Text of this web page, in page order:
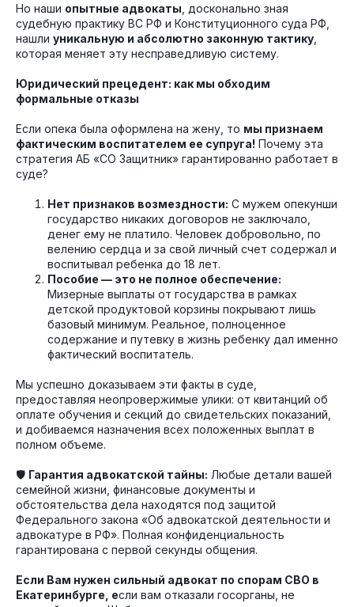
Но наши опытные адвокаты , досконально зная
судебную практику ВС РФ и Конституционного суда РФ,
нашли уникальную и абсолютно законную тактику
которая меняет эту несправедливую систему.
Юридический прецедент: как мы обходим
формальные отказы
Если опека была оформлена на жену, то мы признаем
фактическим воспитателем ее супруга! Почему эта
стратегия АБ «СО Защитник» гарантированно работает в
суде?
Нет признаков возмездности: С мужем опекунши
государство никаких договоров не заключало,
денег ему не платило. Человек добровольно, по
велению сердца и за свой личный счет содержал и
воспитывал ребенка до 18 лет.
Пособие — это не полное обеспечение:
Мизерные выплаты от государства в рамках
детской продуктовой корзины покрывают лишь
базовый минимум. Реальное, полноценное
содержание и путевку в жизнь ребенку дал именно
фактический воспитатель.
Мы успешно доказываем эти факты в суде,
предоставляя неопровержимые улики: от квитанций об
оплате обучения и секций до свидетельских показаний,
и добиваемся назначения всех положенных выплат в
полном объеме.
🛡️ Гарантия адвокатской тайны: Любые детали вашей
семейной жизни, финансовые документы и
обстоятельства дела находятся под защитой
Федерального закона «Об адвокатской деятельности и
адвокатуре в РФ». Полная конфиденциальность
гарантирована с первой секунды общения.
Если Вам нужен сильный адвокат по спорам СВО в
Екатеринбурге, если вам отказали госорганы, не